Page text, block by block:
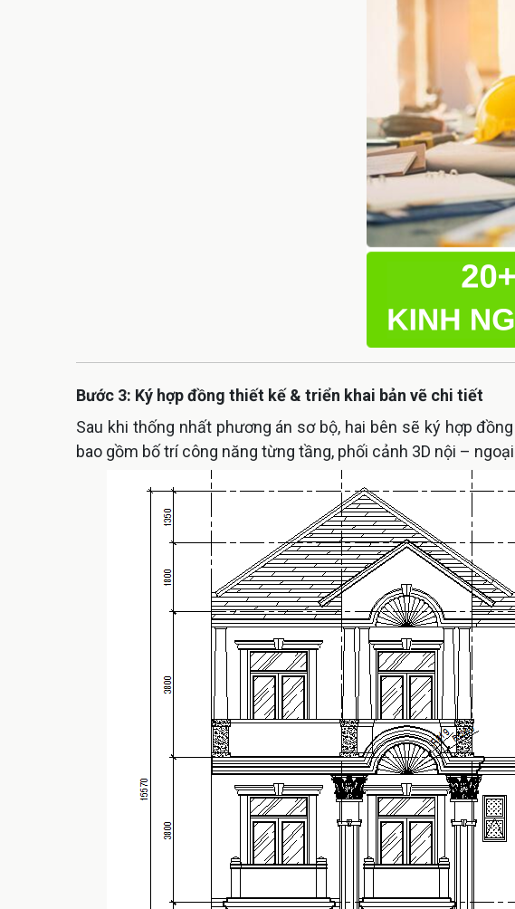
Bước 3: Ký hợp đồng thiết kế & triển khai bản vẽ chi tiết
Sau khi thống nhất phương án sơ bộ, hai bên sẽ ký hợp
bao gồm bố trí công năng từng tầng, phối cảnh 3D nội –